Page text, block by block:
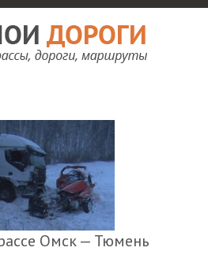
Омск — Тюмень